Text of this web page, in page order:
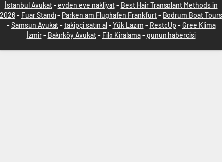
İstanbul Avukat- evden eve nakliyat- Best Hair Transplant Methods in
2026- Fuar Standı- Parken am Flughafen Frankfurt- Bodrum Boat Tours
- Samsun Avukat- takipçi satın al- Yük Lazım - RestoUp - Gree Klima
İzmir- Bakırköy Avukat- Filo Kiralama- gunun habercisi